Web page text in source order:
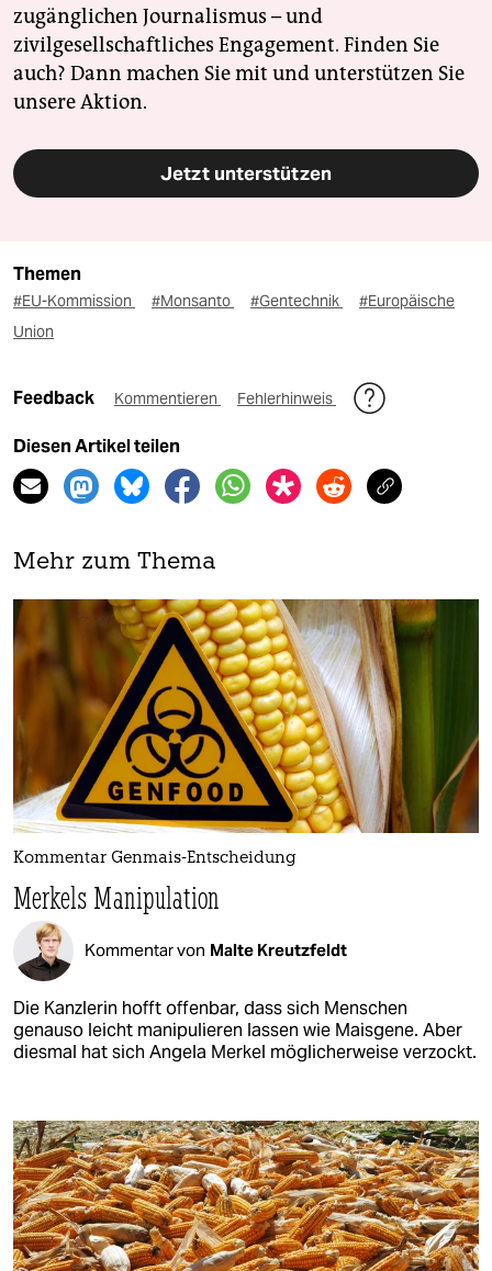
zugänglichen Journalismus – und
zivilgesellschaftliches Engagement. Finden Sie
auch? Dann machen Sie mit und unterstützen Sie
unsere Aktion.
Jetzt unterstützen
Themen
#EU-Kommission #Monsanto #Gentechnik
#Europäische
Union
Feedback Kommentieren Fehlerhinweis
Diesen Artikel teilen
Mehr zum Thema
Kommentar Genmais-Entscheidung
Merkels Manipulation
Kommentar von Malte Kreutzfeldt
Die Kanzlerin hofft offenbar, dass sich Menschen
genauso leicht manipulieren lassen wie Maisgene. Aber
diesmal hat sich Angela Merkel möglicherweise verzockt.